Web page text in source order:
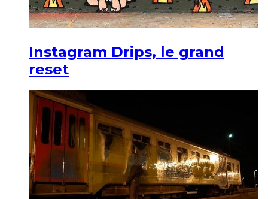
Instagram Drips, le grand
reset